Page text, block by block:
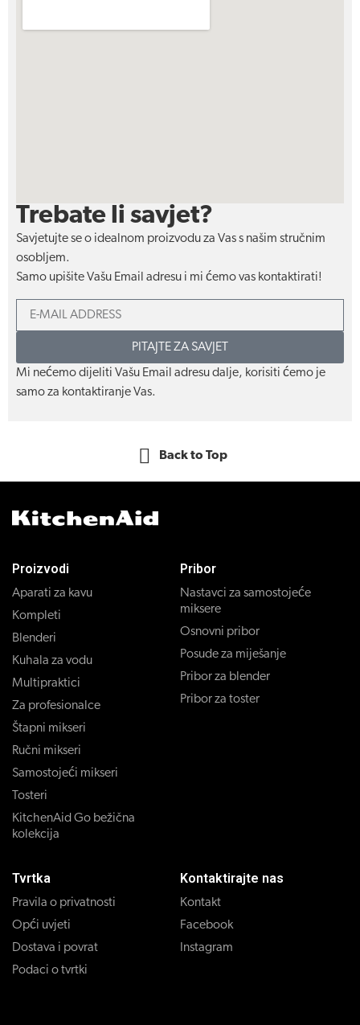
Trebate li savjet?
Savjetujte se o idealnom proizvodu za Vas s našim stručnim
osobljem.
Samo upišite Vašu Email adresu i mi ćemo vas kontaktirati!
PITAJTE ZA SAVJET
Mi nećemo dijeliti Vašu Email adresu dalje, korisiti ćemo je
samo za kontaktiranje Vas.
Back to Top
Proizvodi
Aparati za kavu
Kompleti
Blenderi
Kuhala za vodu
Multipraktici
Za profesionalce
Štapni mikseri
Ručni mikseri
Samostojeći mikseri
Tosteri
KitchenAid Go bežična
kolekcija
Pribor
Nastavci za samostojeće
miksere
Osnovni pribor
Posude za miješanje
Pribor za blender
Pribor za toster
Tvrtka
Pravila o privatnosti
Opći uvjeti
Dostava i povrat
Podaci o tvrtki
Kontaktirajte nas
Kontakt
Facebook
Instagram